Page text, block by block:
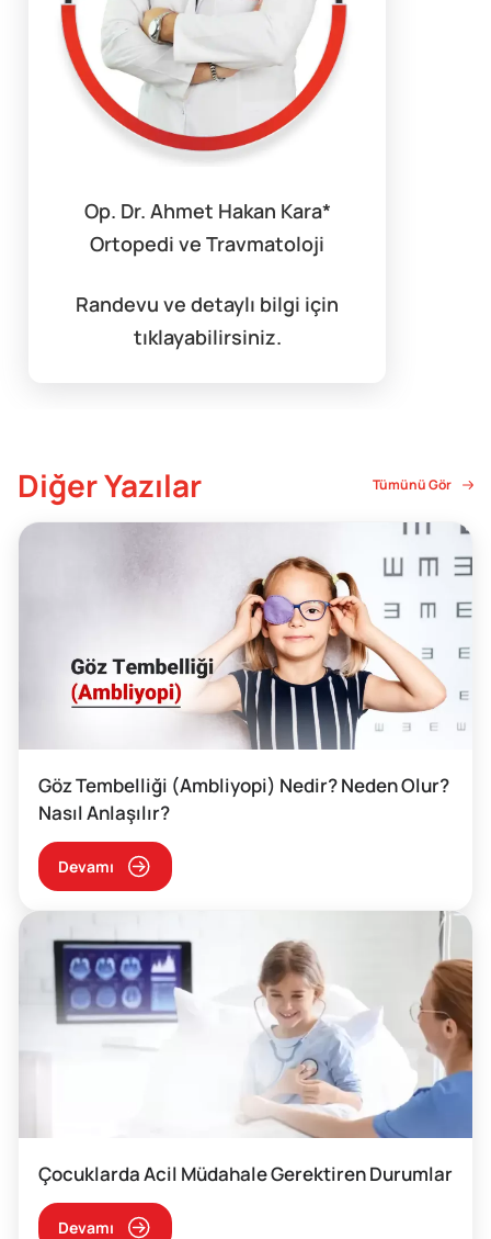
Op. Dr. Ahmet Hakan Kara*
Ortopedi ve Travmatoloji
Randevu ve detaylı bilgi için
tıklayabilirsiniz.
Diğer Yazılar Tümünü Gör
Göz Tembelliği (Ambliyopi) Nedir? Neden Olur?
Nasıl Anlaşılır?
Devamı
Çocuklarda Acil Müdahale Gerektiren Durumlar
Devamı